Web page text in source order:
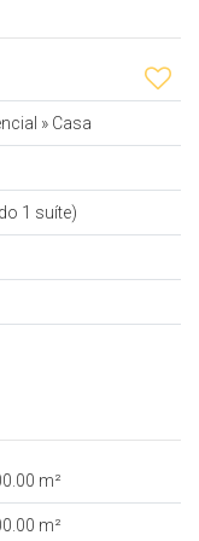
Sem Aviso
» Casa
1 suíte)
.00 m²
.00 m²